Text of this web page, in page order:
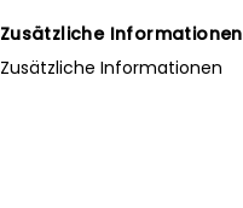
Zusätzliche Informationen
Zusätzliche Informationen